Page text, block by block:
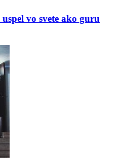
vo svete ako guru